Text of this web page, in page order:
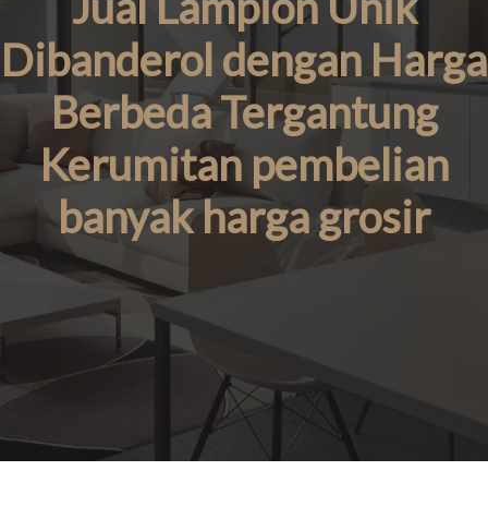
Dibanderol dengan Harga
Berbeda Tergantung
Kerumitan pembelian
banyak harga grosir